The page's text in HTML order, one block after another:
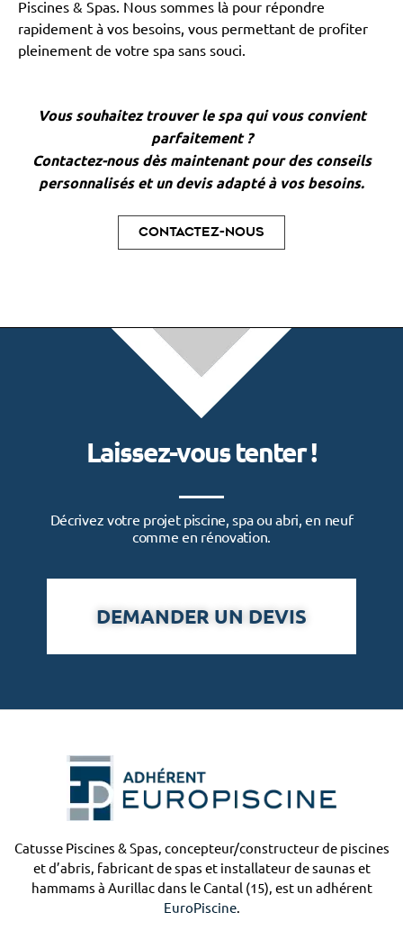
Piscines & Spas. Nous sommes là pour répondre
rapidement à vos besoins, vous permettant de profiter
pleinement de votre spa sans souci.
Vous souhaitez trouver le spa qui vous convient
parfaitement ?
Contactez-nous dès maintenant pour des conseils
personnalisés et un devis adapté à vos besoins.
Contactez-nous
Laissez-vous tenter !
Décrivez votre projet piscine, spa ou abri, en neuf
comme en rénovation.
DEMANDER UN DEVIS
Catusse Piscines & Spas, concepteur/constructeur de piscines
et d’abris, fabricant de spas et installateur de saunas et
hammams à Aurillac dans le Cantal (15), est un adhérent
EuroPiscine.